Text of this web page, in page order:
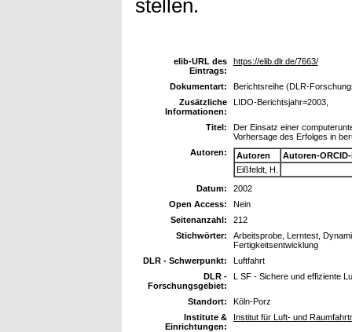
stellen.
elib-URL des
Eintrags:
https://elib.dlr.de/7663/
Dokumentart:
Berichtsreihe (DLR-
Zusätzliche
Informationen:
LIDO-Berichtsjahr=2003,
Titel:
Der Einsatz einer
Vorhersage des Erfolges in
Autoren:
Autoren
Autoren-
Eißfeldt, H.
Datum:
2002
Open Access:
Nein
Seitenanzahl:
212
Stichwörter:
Arbeitsprobe, Lerntest,
Fertigkeitsentwicklung
DLR - Schwerpunkt:
Luftfahrt
DLR -
Forschungsgebiet:
L SF - Sichere und effiziente
Standort:
Köln-Porz
Institute &
Einrichtungen:
Institut für Luft- und